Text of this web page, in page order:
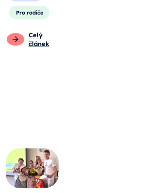
Pro rodiče
Celý
článek